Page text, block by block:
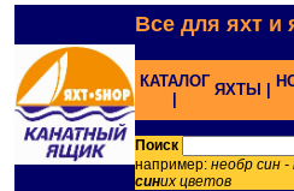
Все для яхт и
КАТАЛОГ ЯХТЫ |
Поиск
например: необр син
синих цветов